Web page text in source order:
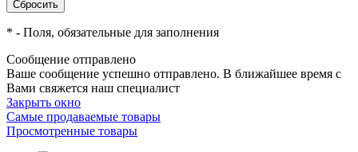
* - Поля, обязательные для заполнения
Сообщение отправлено
Ваше сообщение успешно отправлено. В ближайшее время с
Вами свяжется наш специалист
Закрыть окно
Самые продаваемые товары
Просмотренные товары